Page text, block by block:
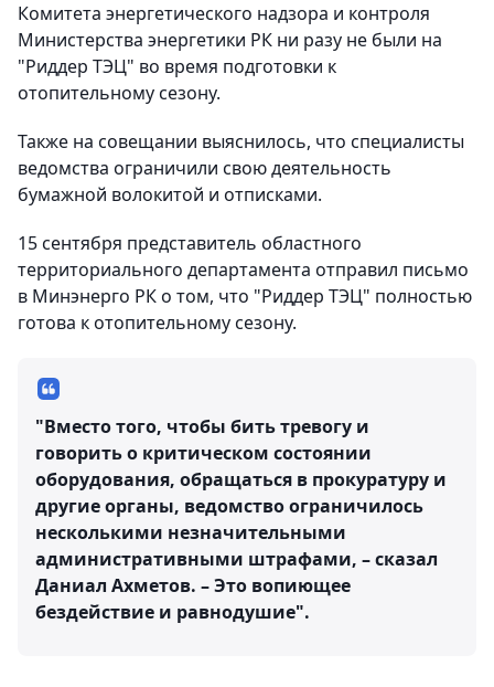
Комитета энергетического надзора и контроля
Министерства энергетики РК ни разу не были на
"Риддер ТЭЦ" во время подготовки к
отопительному сезону.
Также на совещании выяснилось, что специалисты
ведомства ограничили свою деятельность
бумажной волокитой и отписками.
15 сентября представитель областного
территориального департамента отправил письмо
в Минэнерго РК о том, что "Риддер ТЭЦ" полностью
готова к отопительному сезону.
"Вместо того, чтобы бить тревогу и
говорить о критическом состоянии
оборудования, обращаться в прокуратуру и
другие органы, ведомство ограничилось
несколькими незначительными
административными штрафами, – сказал
Даниал Ахметов. – Это вопиющее
бездействие и равнодушие".